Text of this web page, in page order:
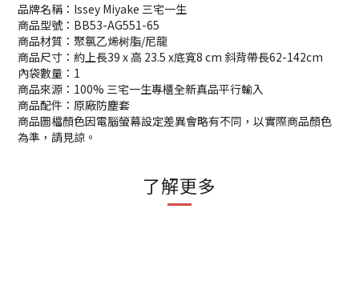
品牌名稱：Issey Miyake 三宅一生
商品型號：BB53-AG551-65
商品材質：聚氯乙烯树脂/尼龍
商品尺寸：約上長39 x 高 23.5 x底寬8 cm 斜背帶長62-142cm
內袋數量：1
商品來源：100% 三宅一生專櫃全新真品平行輸入
商品配件：原廠防塵套
商品圖檔顏色因電腦螢幕設定差異會略有不同，以實際商品顏色
為準，請見諒。
了解更多